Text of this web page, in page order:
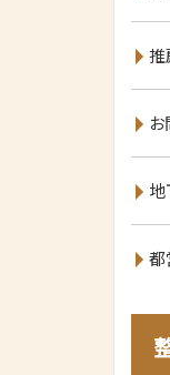
推
地
都